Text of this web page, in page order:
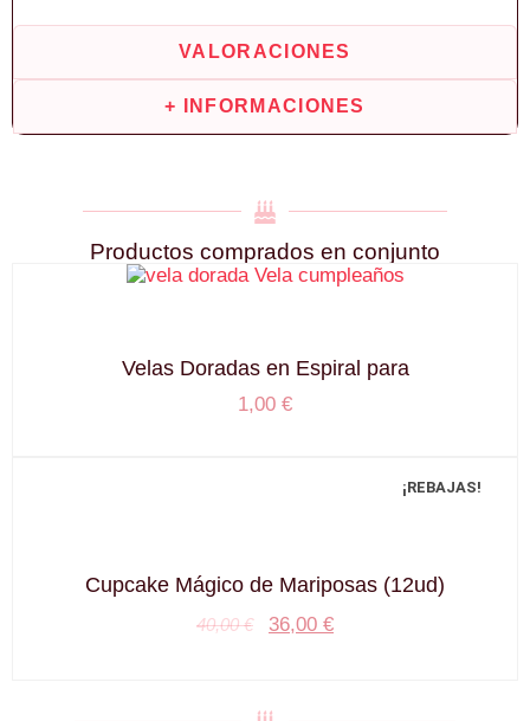
VALORACIONES
+ INFORMACIONES
Productos comprados en conjunto
Velas Doradas en Espiral para
1,00 €
¡REBAJAS!
Cupcake Mágico de Mariposas (12ud)
40,00€ 36,00 €